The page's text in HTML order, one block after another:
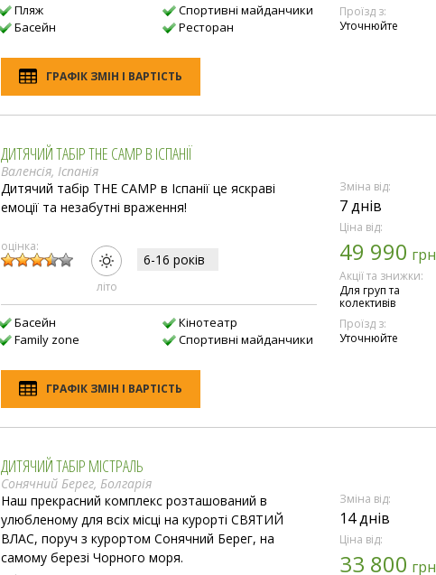
Пляж
Басейн
Спортивні майданчики
Ресторан
ГРАФІК ЗМІН І ВАРТІСТЬ
Проїзд з:
Уточнюйте
ДИТЯЧИЙ ТАБІР THE CAMP В ІСПАНІЇ
Валенсія, Іспанія
Дитячий табір THE CAMP в Іспанії це яскраві
емоції та незабутні враження!
оцінка:
лiто
6-16 рокiв
Басейн
Family zone
Кінотеатр
Спортивні майданчики
ГРАФІК ЗМІН І ВАРТІСТЬ
Зміна від:
7 днів
Ціна від:
49 990 грн
Акції та знижки:
Для груп та
колективів
Проїзд з:
Уточнюйте
ДИТЯЧИЙ ТАБІР МІСТРАЛЬ
Сонячний Берег, Болгарія
Наш прекрасний комплекс розташований в
улюбленому для всіх місці на курорті СВЯТИЙ
ВЛАС, поруч з курортом Сонячний Берег, на
самому березі Чорного моря.
Зміна від:
14 днів
Ціна від:
33 800 грн